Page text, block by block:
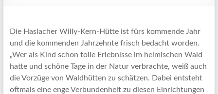
Die Haslacher Willy-Kern-Hütte ist fürs kommende Jahr
und die kommenden Jahrzehnte frisch bedacht worden.
„Wer als Kind schon tolle Erlebnisse im heimischen Wald
hatte und schöne Tage in der Natur verbrachte, weiß auch
die Vorzüge von Waldhütten zu schätzen. Dabei entsteht
oftmals eine enge Verbundenheit zu diesen Einrichtungen